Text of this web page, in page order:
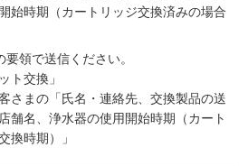
始時期（カートリッジ交換済みの場合
領で送信ください。
ト交換」
さまの「氏名・連絡先、交換製品の送
舗名、浄水器の使用開始時期（カート
換時期）」